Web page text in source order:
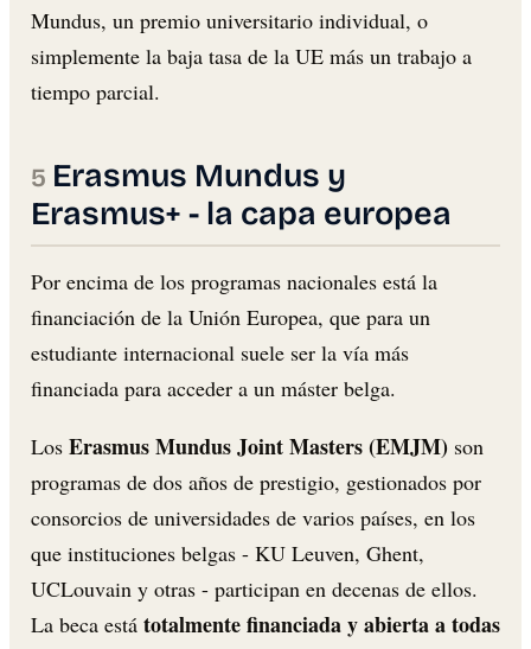
Mundus, un premio universitario individual, o
simplemente la baja tasa de la UE más un trabajo a
tiempo parcial.
Erasmus Mundus y
Erasmus+ - la capa europea
Por encima de los programas nacionales está la
financiación de la Unión Europea, que para un
estudiante internacional suele ser la vía más
financiada para acceder a un máster belga.
Los Erasmus Mundus Joint Masters (EMJM) son
programas de dos años de prestigio, gestionados por
consorcios de universidades de varios países, en los
que instituciones belgas - KU Leuven, Ghent,
UCLouvain y otras - participan en decenas de ellos.
La beca está totalmente financiada y abierta a todas